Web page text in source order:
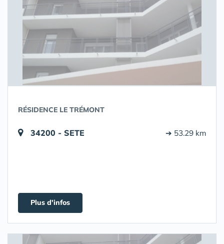
RÉSIDENCE LE TRÉMONT
34200 - SETE ➔ 53.29 km
Plus d'infos